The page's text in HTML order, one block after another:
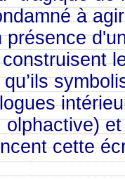
à
présence
cette